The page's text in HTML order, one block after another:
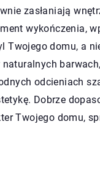
zasłaniają
wykończenia,
Twojego domu, a
odcieniach
Dobrze
Twojego domu,